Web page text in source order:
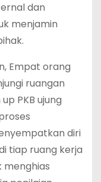
dan
menjamin
Empat orang
ruangan
PKB ujung
diri
tiap ruang kerja
menghias